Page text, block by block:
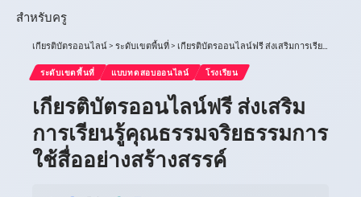
สำหรับครู
เกียรติบัตรออนไลน์> ระดับเขตพื้นที่> เกียรติบัตรออนไลน์ฟรี ส่งเสริมการเรียนรู้คุณธรรมจริยธรรมการใช้สื่ออย่างสร้างสรรค์
ระดับเขตพื้นที่ แบบทดสอบออนไลน์ โรงเรียน
เกียรติบัตรออนไลน์ฟรี ส่งเสริม
การเรียนรู้คุณธรรมจริยธรรมการ
ใช้สื่ออย่างสร้างสรรค์